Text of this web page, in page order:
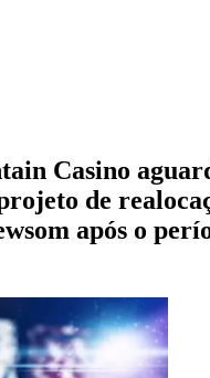
Casino
de
após o